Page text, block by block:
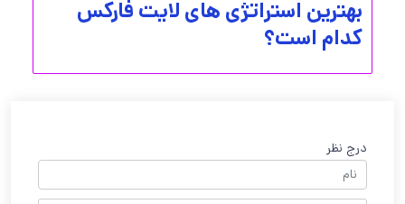
بهترین استراتژی های لایت فارکس
کدام است؟
درج نظر